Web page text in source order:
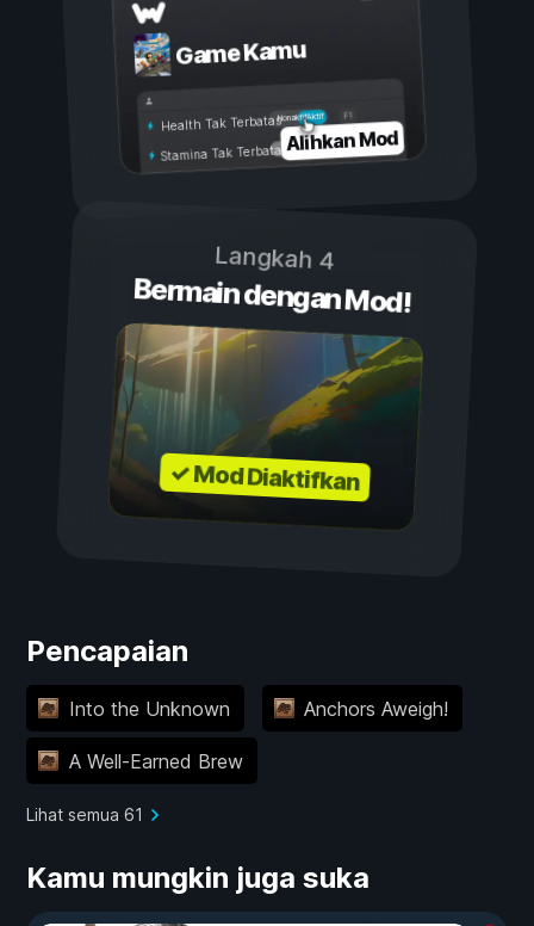
Game Kamu
Aktif
Nonaktif
Health Tak Terbatas
Stamina Tak TerbatasAlihkan Mod
Langkah 4
Bermain dengan Mod!
✓ Mod Diaktifkan
Pencapaian
Into the Unknown Anchors Aweigh!
A Well-Earned Brew
Lihat semua 61
Kamu mungkin juga suka